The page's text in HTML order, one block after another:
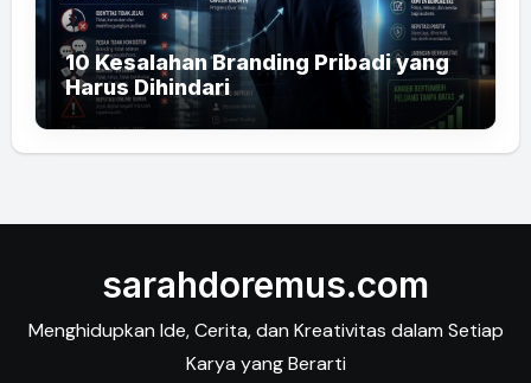
10 Kesalahan Branding Pribadi yang
Harus Dihindari
sarahdoremus.com
Menghidupkan Ide, Cerita, dan Kreativitas dalam Setiap
Karya yang Berarti